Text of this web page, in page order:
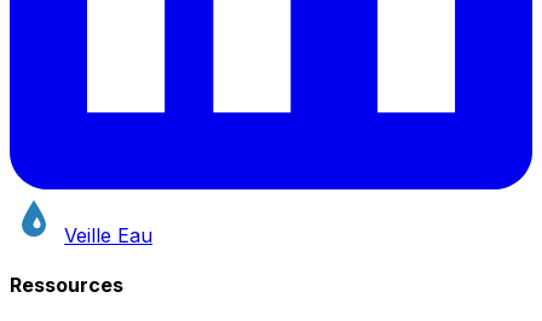
Veille Eau
Ressources